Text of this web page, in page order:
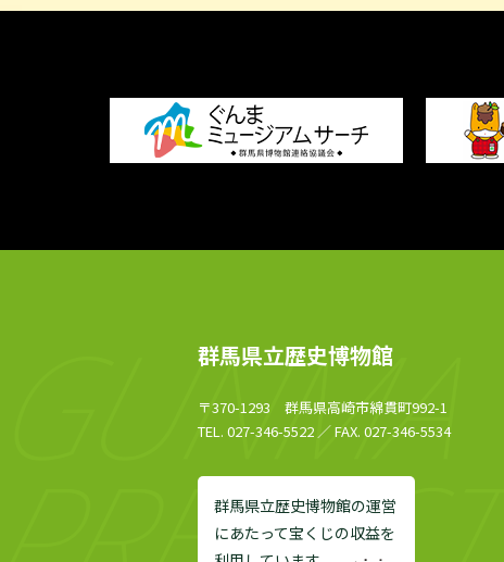
群馬県立歴史博物館
〒370-1293 群馬県高崎市綿貫町992-1
TEL. 027-346-5522 ／ FAX. 027-346-5534
群馬県立歴史博物館の運営
にあたって宝くじの収益を